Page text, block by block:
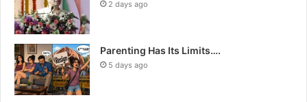
2 days ago
Parenting Has Its Limits….
5 days ago